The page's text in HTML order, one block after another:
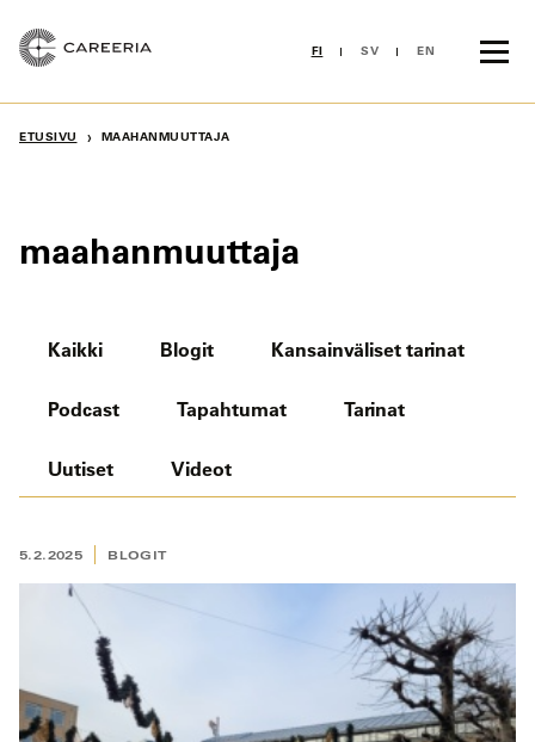
sisältöön
FI SV EN
ETUSIVU › MAAHANMUUTTAJA
maahanmuuttaja
Kaikki Blogit Kansainväliset tarinat
Podcast Tapahtumat Tarinat
Uutiset Videot
5.2.2025 BLOGIT